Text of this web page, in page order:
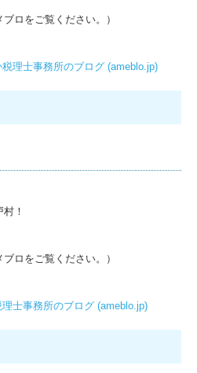
ロをご覧ください。）
理士事務所のブログ (ameblo.jp)
！
ロをご覧ください。）
士事務所のブログ (ameblo.jp)